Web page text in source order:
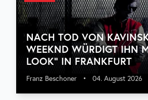
NACH TOD VON
WEEKND WÜRDIGT IHN
LOOK“ IN FRANKFURT
Franz Beschoner • 04. August 2026